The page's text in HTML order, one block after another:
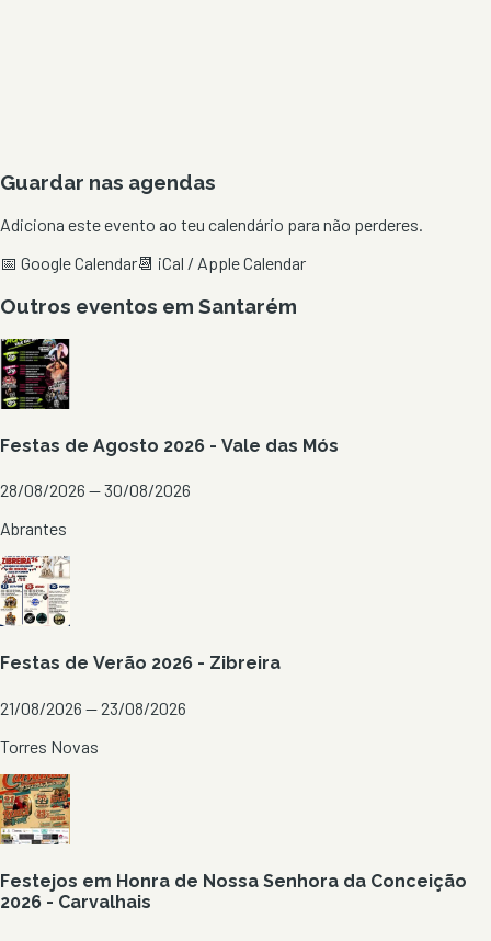
Guardar nas agendas
Adiciona este evento ao teu calendário para não perderes.
📅 Google Calendar📆 iCal / Apple Calendar
Outros eventos em Santarém
Festas de Agosto 2026 - Vale das Mós
28/08/2026 — 30/08/2026
Abrantes
Festas de Verão 2026 - Zibreira
21/08/2026 — 23/08/2026
Torres Novas
Festejos em Honra de Nossa Senhora da Conceição
2026 - Carvalhais